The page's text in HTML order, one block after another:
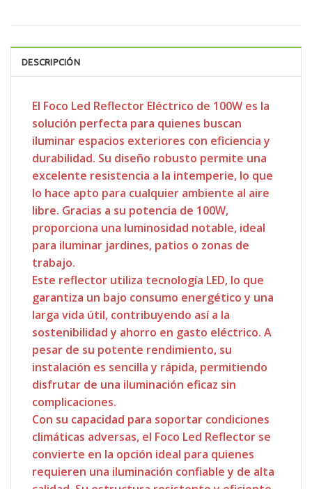
DESCRIPCIÓN
El Foco Led Reflector Eléctrico de 100W es la
solución perfecta para quienes buscan
iluminar espacios exteriores con eficiencia y
durabilidad. Su diseño robusto permite una
excelente resistencia a la intemperie, lo que
lo hace apto para cualquier ambiente al aire
libre. Gracias a su potencia de 100W,
proporciona una luminosidad notable, ideal
para iluminar jardines, patios o zonas de
trabajo.
Este reflector utiliza tecnología LED, lo que
garantiza un bajo consumo energético y una
larga vida útil, contribuyendo así a la
sostenibilidad y ahorro en gasto eléctrico. A
pesar de su potente rendimiento, su
instalación es sencilla y rápida, permitiendo
disfrutar de una iluminación eficaz sin
complicaciones.
Con su capacidad para soportar condiciones
climáticas adversas, el Foco Led Reflector se
convierte en la opción ideal para quienes
requieren una iluminación confiable y de alta